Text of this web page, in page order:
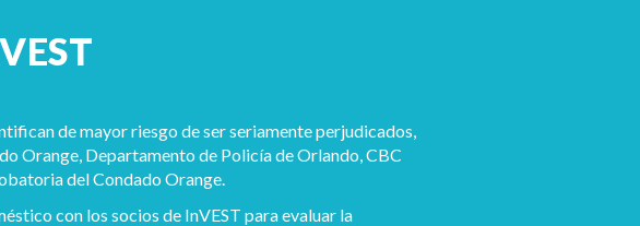
de mayor riesgo de ser seriamente perjudicados,
Orange, Departamento de Policía de Orlando, CBC
del Condado Orange.
con los socios de InVEST para evaluar la